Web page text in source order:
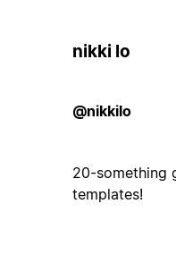
nikki lo
@nikkilo
20-something
templates!